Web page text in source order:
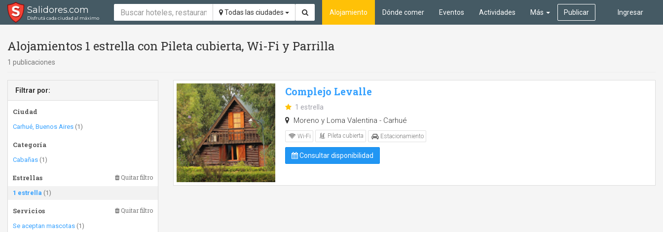
Salidores.com
Disfrutá cada ciudad al máximo
Todas las ciudades Ingresar
Alojamiento Dónde comer Eventos Actividades Más Publicar
Alojamientos 1 estrella con Pileta cubierta, Wi-Fi y Parrilla
1 publicaciones
Filtrar por:
Ciudad
Carhué, Buenos Aires (1)
Categoría
Cabañas (1)
Estrellas Quitar filtro
1 estrella (1)
Servicios Quitar filtro
Se aceptan mascotas (1)
Complejo Levalle
1 estrella
Moreno y Loma Valentina - Carhué
Wi-Fi Pileta cubierta Estacionamiento
Consultar disponibilidad